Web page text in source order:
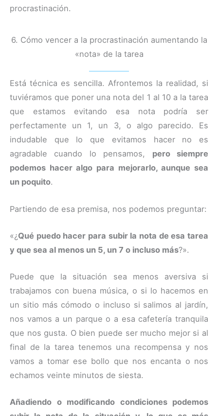
procrastinación.
6. Cómo vencer a la procrastinación aumentando la
«nota» de la tarea
Está técnica es sencilla. Afrontemos la realidad, si
tuviéramos que poner una nota del 1 al 10 a la tarea
que estamos evitando esa nota podría ser
perfectamente un 1, un 3, o algo parecido. Es
indudable que lo que evitamos hacer no es
agradable cuando lo pensamos, pero siempre
podemos hacer algo para mejorarlo, aunque sea
un poquito.
Partiendo de esa premisa, nos podemos preguntar:
«¿Qué puedo hacer para subir la nota de esa tarea
y que sea al menos un 5, un 7 o incluso más?».
Puede que la situación sea menos aversiva si
trabajamos con buena música, o si lo hacemos en
un sitio más cómodo o incluso si salimos al jardín,
nos vamos a un parque o a esa cafetería tranquila
que nos gusta. O bien puede ser mucho mejor si al
final de la tarea tenemos una recompensa y nos
vamos a tomar ese bollo que nos encanta o nos
echamos veinte minutos de siesta.
Añadiendo o modificando condiciones podemos